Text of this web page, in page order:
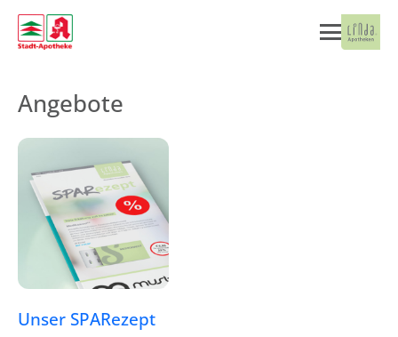
Angebote
Unser SPARezept